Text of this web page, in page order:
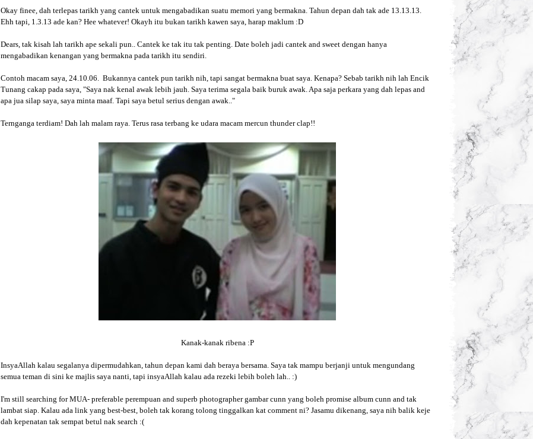
Okay finee, dah terlepas tarikh yang cantek untuk mengabadikan suatu memori yang bermakna. Tahun depan dah tak ade 13.13.13.
Ehh tapi, 1.3.13 ade kan? Hee whatever! Okayh itu bukan tarikh kawen saya, harap maklum :D
Dears, tak kisah lah tarikh ape sekali pun.. Cantek ke tak itu tak penting. Date boleh jadi cantek and sweet dengan hanya
mengabadikan kenangan yang bermakna pada tarikh itu sendiri.
Contoh macam saya, 24.10.06. Bukannya cantek pun tarikh nih, tapi sangat bermakna buat saya. Kenapa? Sebab tarikh nih lah Encik
Tunang cakap pada saya, "Saya nak kenal awak lebih jauh. Saya terima segala baik buruk awak. Apa saja perkara yang dah lepas and
apa jua silap saya, saya minta maaf. Tapi saya betul serius dengan awak.."
Ternganga terdiam! Dah lah malam raya. Terus rasa terbang ke udara macam mercun thunder clap!!
Kanak-kanak ribena :P
InsyaAllah kalau segalanya dipermudahkan, tahun depan kami dah beraya bersama. Saya tak mampu berjanji untuk mengundang
semua teman di sini ke majlis saya nanti, tapi insyaAllah kalau ada rezeki lebih boleh lah.. :)
I'm still searching for MUA- preferable perempuan and superb photographer gambar cunn yang boleh promise album cunn and tak
lambat siap. Kalau ada link yang best-best, boleh tak korang tolong tinggalkan kat comment ni? Jasamu dikenang, saya nih balik keje
dah kepenatan tak sempat betul nak search :(